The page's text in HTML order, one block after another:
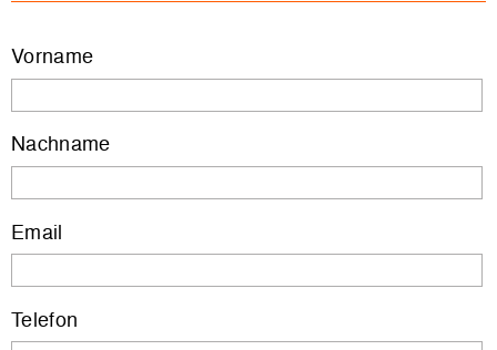
Vorname
Nachname
Email
Telefon